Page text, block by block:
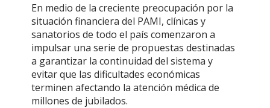
En medio de la creciente preocupación por la
situación financiera del PAMI, clínicas y
sanatorios de todo el país comenzaron a
impulsar una serie de propuestas destinadas
a garantizar la continuidad del sistema y
evitar que las dificultades económicas
terminen afectando la atención médica de
millones de jubilados.